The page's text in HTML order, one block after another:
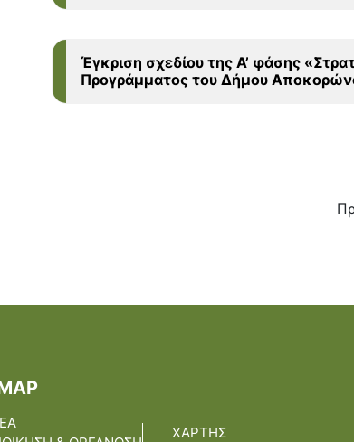
Έγκριση σχεδίου της Α’ φάσης
Προγράμματος του Δήμου
ΧΑΡΤΗΣ